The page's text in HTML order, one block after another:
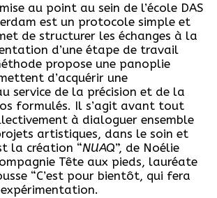
au point au sein de l’école DAS
est un protocole simple et
de structurer les échanges à la
d’une étape de travail
propose une panoplie
d’acquérir une
service de la précision et de la
formulés. Il s’agit avant tout
à dialoguer ensemble
artistiques, dans le soin et
la création “NUAQ”, de Noélie
Tête aux pieds, lauréate
“C’est pour bientôt, qui fera